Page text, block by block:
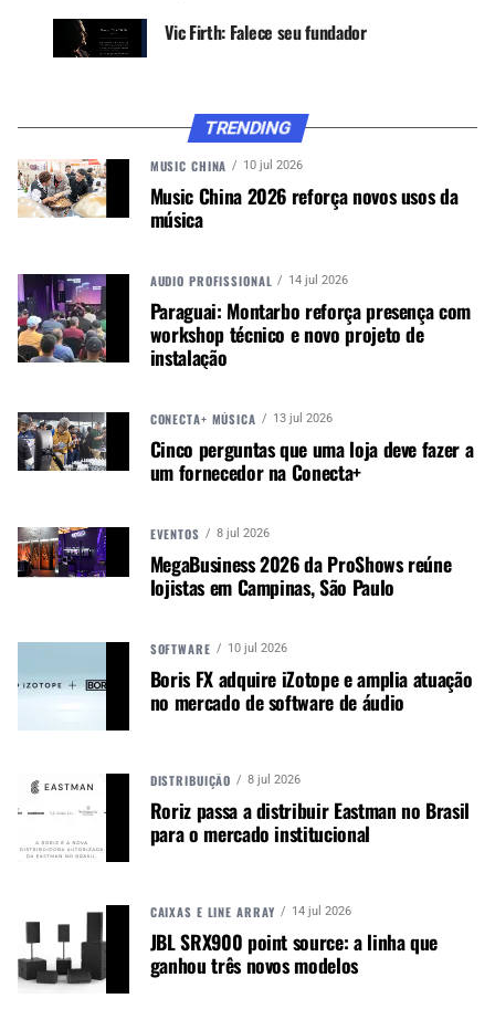
MODELOS DISPONÍVEIS
American Classic 7AT Terra Series Drumsticks,
American Classic 7ATN Terra Series Drumsticks,
American Classic 5ATN Terra Series Drumsticks,
Nylon Tip
American Classic 5BTN Terra Series Drumsticks,
American Classic 5BT Terra Series Drumsticks,
Wood Tip
American Classic 5AT Terra Series 4PR Value
Pack
American Classic 5BT Terra Series 4PR Value
Pack
American Classic 5ATN Terra Series 4PR Value
American Classic 7ATN Terra Series 4PR Value
Pack
American Classic 5BTN Terra Series 4PR Value
neste vídeo.
publicação empenhada em
promover e divulgar o mercado e
negócios para o music business,
musicais. Nós amamos o que
fazemos.
Vic Firth: Falece seu fundador
TRENDING
MUSIC CHINA 10 jul 2026
Music China 2026 reforça novos usos da
música
AUDIO PROFISSIONAL 14 jul 2026
Paraguai: Montarbo reforça presença com
workshop técnico e novo projeto de
instalação
CONECTA+ MÚSICA 13 jul 2026
Cinco perguntas que uma loja deve fazer a
um fornecedor na Conecta+
EVENTOS 8 jul 2026
MegaBusiness 2026 da ProShows reúne
lojistas em Campinas, São Paulo
SOFTWARE 10 jul 2026
Boris FX adquire iZotope e amplia atuação
no mercado de software de áudio
DISTRIBUIÇÃO 8 jul 2026
Roriz passa a distribuir Eastman no Brasil
para o mercado institucional
CAIXAS E LINE ARRAY 14 jul 2026
JBL SRX900 point source: a linha que
ganhou três novos modelos